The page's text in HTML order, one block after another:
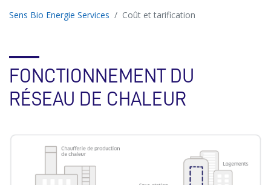
Sens Bio Energie Services Coût et tarification
FONCTIONNEMENT DU
RÉSEAU DE CHALEUR